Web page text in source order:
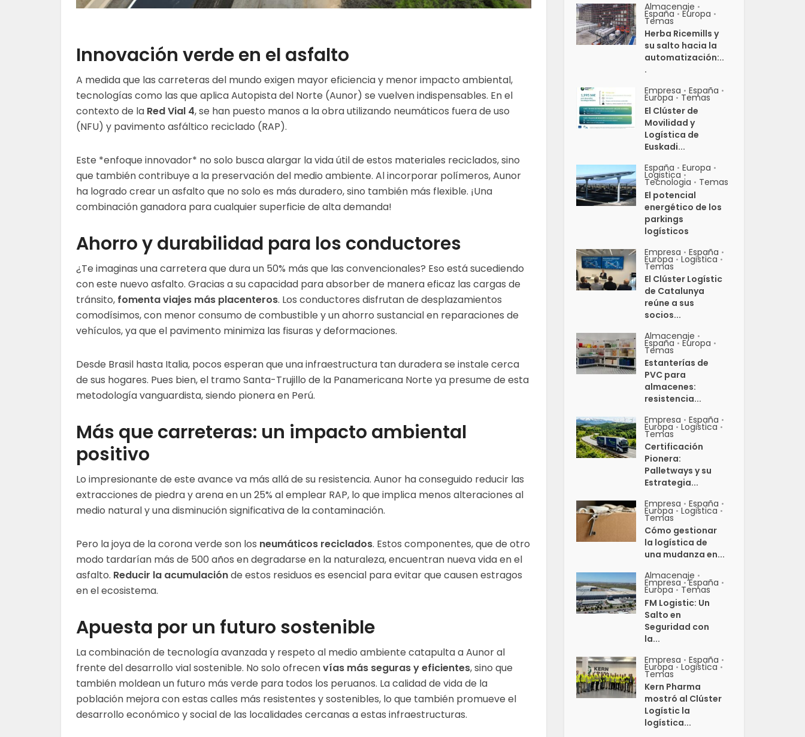
Innovación verde en el asfalto
A medida que las carreteras del mundo exigen mayor eficiencia y menor impacto ambiental,
tecnologías como las que aplica Autopista del Norte (Aunor) se vuelven indispensables. En el
contexto de la Red Vial 4, se han puesto manos a la obra utilizando neumáticos fuera de uso
(NFU) y pavimento asfáltico reciclado (RAP).
Este *enfoque innovador* no solo busca alargar la vida útil de estos materiales reciclados, sino
que también contribuye a la preservación del medio ambiente. Al incorporar polímeros, Aunor
ha logrado crear un asfalto que no solo es más duradero, sino también más flexible. ¡Una
combinación ganadora para cualquier superficie de alta demanda!
Ahorro y durabilidad para los conductores
¿Te imaginas una carretera que dura un 50% más que las convencionales? Eso está sucediendo
con este nuevo asfalto. Gracias a su capacidad para absorber de manera eficaz las cargas de
tránsito, fomenta viajes más placenteros. Los conductores disfrutan de desplazamientos
comodísimos, con menor consumo de combustible y un ahorro sustancial en reparaciones de
vehículos, ya que el pavimento minimiza las fisuras y deformaciones.
Desde Brasil hasta Italia, pocos esperan que una infraestructura tan duradera se instale cerca
de sus hogares. Pues bien, el tramo Santa-Trujillo de la Panamericana Norte ya presume de esta
metodología vanguardista, siendo pionera en Perú.
Más que carreteras: un impacto ambiental
positivo
Lo impresionante de este avance va más allá de su resistencia. Aunor ha conseguido reducir las
extracciones de piedra y arena en un 25% al emplear RAP, lo que implica menos alteraciones al
medio natural y una disminución significativa de la contaminación.
Pero la joya de la corona verde son los neumáticos reciclados. Estos componentes, que de otro
modo tardarían más de 500 años en degradarse en la naturaleza, encuentran nueva vida en el
asfalto. Reducir la acumulaciónde estos residuos es esencial para evitar que causen estragos
en el ecosistema.
Apuesta por un futuro sostenible
La combinación de tecnología avanzada y respeto al medio ambiente catapulta a Aunor al
frente del desarrollo vial sostenible. No solo ofrecenvías más seguras y eficientes, sino que
también moldean un futuro más verde para todos los peruanos. La calidad de vida de la
población mejora con estas calles más resistentes y sostenibles, lo que también promueve el
desarrollo económico y social de las localidades cercanas a estas infraestructuras.
Almacenaje •
España • Europa •
Temas
Herba Ricemills y
su salto hacia la
automatización:..
.
Empresa • España •
Europa • Temas
El Clúster de
Movilidad y
Logística de
Euskadi...
España • Europa •
Logistica •
Tecnologia • Temas
El potencial
energético de los
parkings
logísticos
Empresa • España •
Europa • Logistica •
Temas
El Clúster Logístic
de Catalunya
reúne a sus
socios...
Almacenaje •
España • Europa •
Temas
Estanterías de
PVC para
almacenes:
resistencia...
Empresa • España •
Europa • Logistica •
Temas
Certificación
Pionera:
Palletways y su
Estrategia...
Empresa • España •
Europa • Logistica •
Temas
Cómo gestionar
la logística de
una mudanza en...
Almacenaje •
Empresa • España •
Europa • Temas
FM Logistic: Un
Salto en
Seguridad con
la...
Empresa • España •
Europa • Logistica •
Temas
Kern Pharma
mostró al Clúster
Logístic la
logística...